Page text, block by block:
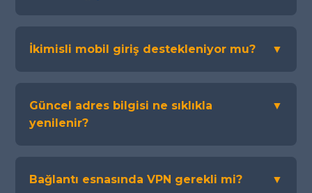
İkimisli mobil giriş destekleniyor mu? ▼
Güncel adres bilgisi ne sıklıkla
yenilenir?
▼
Bağlantı esnasında VPN gerekli mi? ▼